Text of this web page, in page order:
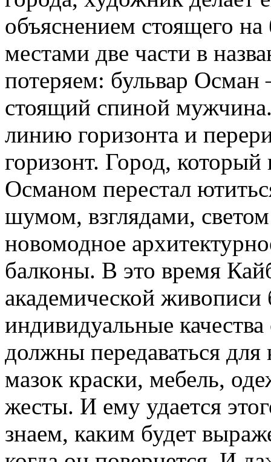
объяснением стоящего на
местами две части в
потеряем: бульвар Осман
стоящий спиной
линию горизонта и
горизонт. Город,
Османом перестал
шумом, взглядами, светом
новомодное
балконы. В это время
академической
индивидуальные
должны передаваться
мазок краски, мебель,
жесты. И ему удается
знаем, каким будет